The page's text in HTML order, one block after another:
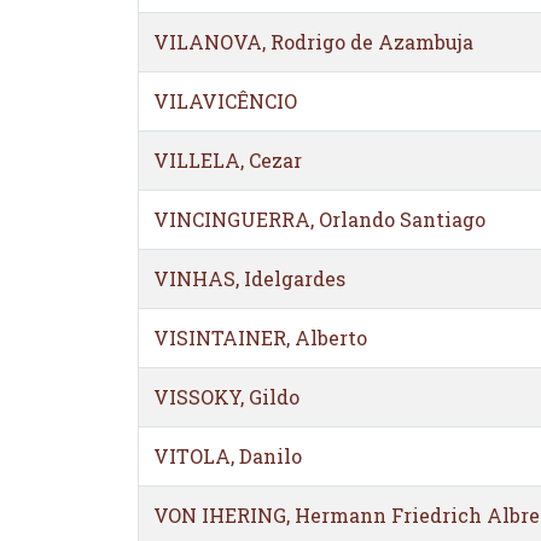
VILANOVA, Rodrigo de Azambuja
VILAVICÊNCIO
VILLELA, Cezar
VINCINGUERRA, Orlando Santiago
VINHAS, Idelgardes
VISINTAINER, Alberto
VISSOKY, Gildo
VITOLA, Danilo
VON IHERING, Hermann Friedrich